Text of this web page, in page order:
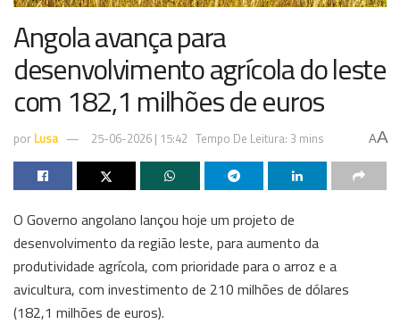
Angola avança para
desenvolvimento agrícola do leste
com 182,1 milhões de euros
por Lusa 25-06-2026 | 15:42 Tempo De Leitura: 3 mins AA
O Governo angolano lançou hoje um projeto de
desenvolvimento da região leste, para aumento da
produtividade agrícola, com prioridade para o arroz e a
avicultura, com investimento de 210 milhões de dólares
(182,1 milhões de euros).